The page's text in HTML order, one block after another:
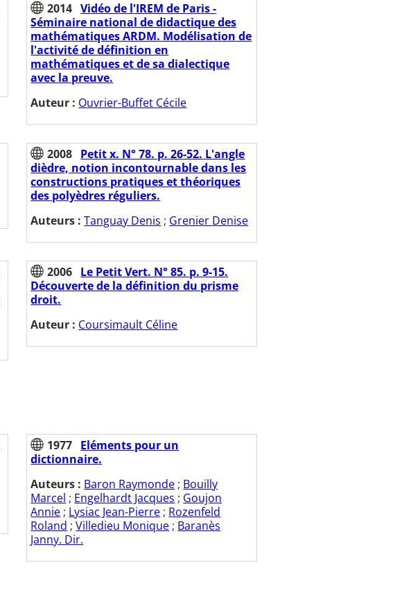
2014 Vidéo de l'IREM de Paris -
Séminaire national de didactique des
mathématiques ARDM. Modélisation de
l'activité de définition en
mathématiques et de sa dialectique
avec la preuve.
Auteur : Ouvrier-Buffet Cécile
2008 Petit x. N° 78. p. 26-52. L'angle
dièdre, notion incontournable dans les
constructions pratiques et théoriques
des polyèdres réguliers.
Auteurs :Tanguay Denis ; Grenier Denise
2006 Le Petit Vert. N° 85. p. 9-15.
Découverte de la définition du prisme
droit.
Auteur : Coursimault Céline
1977 Eléments pour un
dictionnaire.
Auteurs : Baron Raymonde ; Bouilly
Marcel ; Engelhardt Jacques ; Goujon
Annie ; Lysiac Jean-Pierre ; Rozenfeld
Roland ;Villedieu Monique ; Baranès
Janny. Dir.